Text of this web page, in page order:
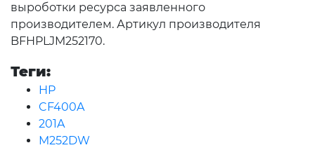
выроботки ресурса заявленного
производителем. Артикул производителя
BFHPLJM252170.
Теги:
HP
CF400A
201A
M252DW